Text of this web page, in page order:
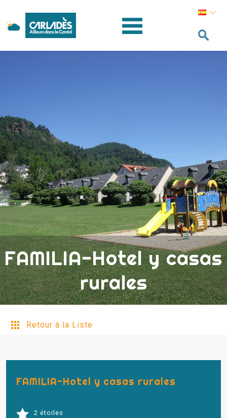
FAMILIA-Hotel y casas
rurales
Retour à la Liste
FAMILIA-Hotel y casas rurales
2 étoiles